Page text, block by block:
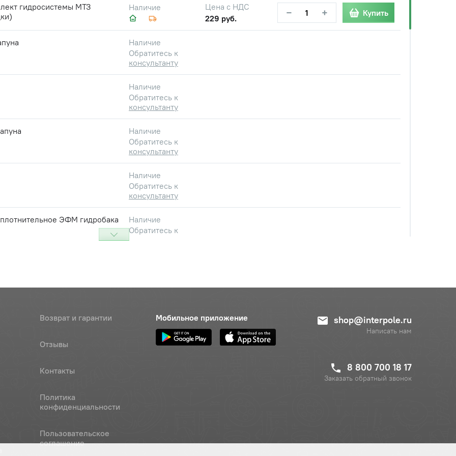
гидросистемы МТЗ
Наличие
Цена с НДС
229 руб.
− + Купить
Наличие
Обратитесь к
консультанту
Наличие
Обратитесь к
консультанту
Наличие
Обратитесь к
консультанту
Наличие
Обратитесь к
консультанту
ЭФМ гидробака
Наличие
Обратитесь к
консультанту
Наличие
Обратитесь к
консультанту
Возврат и гарантии
Отзывы
Контакты
Политика
конфиденциальности
Пользовательское
соглашение
Мобильное приложение shop@interpole.ru
Написать нам
8 800 700 18 17
Заказать обратный звонок